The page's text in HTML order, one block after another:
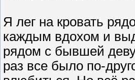
Я лег на кровать
каждым вдохом и
рядом с бывшей
раз все было по-